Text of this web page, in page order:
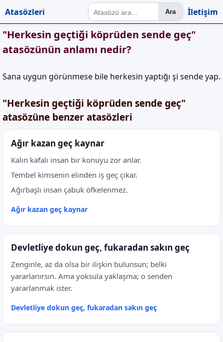
Atasözleri Ara İletişim
"Herkesin geçtiği köprüden sende geç"
atasözünün anlamı nedir?
Sana uygun görünmese bile herkesin yaptığı şi sende yap.
"Herkesin geçtiği köprüden sende geç"
atasözüne benzer atasözleri
Ağır kazan geç kaynar
Kalın kafalı insan bir konuyu zor anlar.
Tembel kimsenin elinden iş geç çıkar.
Ağırbaşlı insan çabuk öfkelenmez.
Ağır kazan geç kaynar
Devletliye dokun geç, fukaradan sakın geç
Zenginle, az da olsa bir ilişkin bulunsun; belki
yararlanırsın. Ama yoksula yaklaşma; o senden
yararlanmak ister.
Devletliye dokun geç, fukaradan sakın geç